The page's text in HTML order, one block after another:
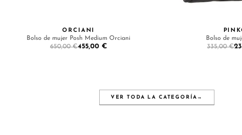
ORCIANI
Bolso de mujer Posh Medium Orciani
650,00 €455,00 €
Bolso de
335,00 €
VER TODA LA CATEGORÍA →